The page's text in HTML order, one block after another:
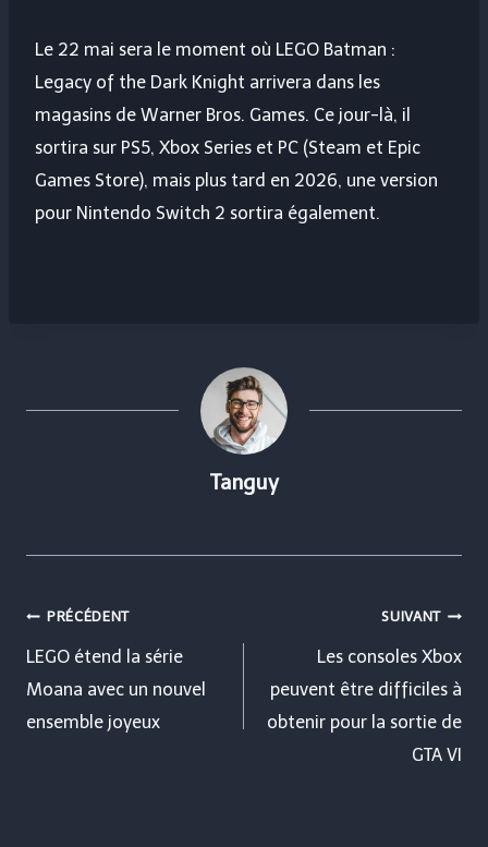
Le 22 mai sera le moment où LEGO Batman :
Legacy of the Dark Knight arrivera dans les
magasins de Warner Bros. Games. Ce jour-là, il
sortira sur PS5, Xbox Series et PC (Steam et Epic
Games Store), mais plus tard en 2026, une version
pour Nintendo Switch 2 sortira également.
Tanguy
Navigation
de
l’article
PRÉCÉDENT
LEGO étend la série
Moana avec un nouvel
ensemble joyeux
SUIVANT
Les consoles Xbox
peuvent être difficiles à
obtenir pour la sortie de
GTA VI